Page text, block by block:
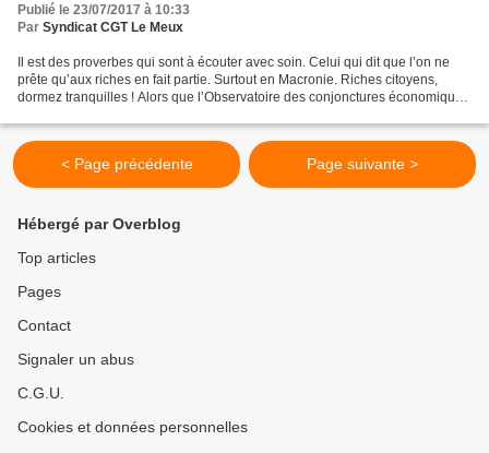
Publié le 23/07/2017 à 10:33
Par Syndicat CGT Le Meux
Il est des proverbes qui sont à écouter avec soin. Celui qui dit que l’on ne
prête qu’aux riches en fait partie. Surtout en Macronie. Riches citoyens,
dormez tranquilles ! Alors que l’Observatoire des conjonctures économiques
< Page précédente Page suivante >
Hébergé par Overblog
Top articles
Pages
Contact
Signaler un abus
C.G.U.
Cookies et données personnelles